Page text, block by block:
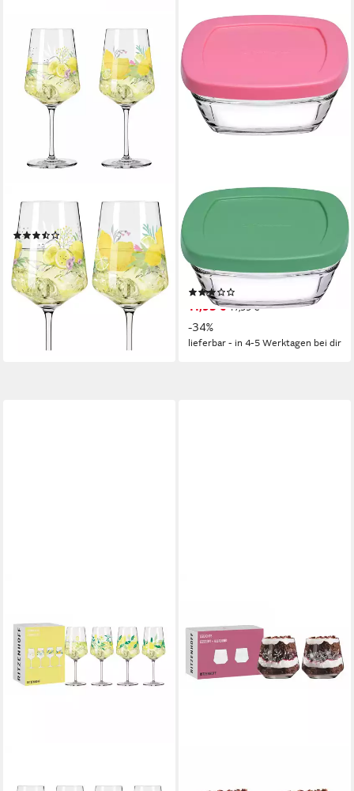
RITZENHOFF
Aperitifglas Sommertau
(3)
32,95 €
lieferbar - in 2-3 Werktagen bei dir
PASABAHCE
Vorratsglas 4x 310ml
Puddingschalen
Dessertschalen, (4-tlg)
11,95 € 17,99 €
-34%
lieferbar - in 4-5 Werktagen bei dir